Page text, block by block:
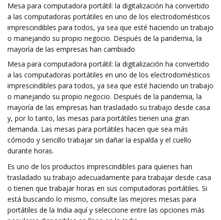
Mesa para computadora portátil: la digitalización ha convertido
a las computadoras portátiles en uno de los electrodomésticos
imprescindibles para todos, ya sea que esté haciendo un trabajo
o manejando su propio negocio. Después de la pandemia, la
mayoría de las empresas han cambiado
Mesa para computadora portátil: la digitalización ha convertido
a las computadoras portátiles en uno de los electrodomésticos
imprescindibles para todos, ya sea que esté haciendo un trabajo
o manejando su propio negocio. Después de la pandemia, la
mayoría de las empresas han trasladado su trabajo desde casa
y, por lo tanto, las mesas para portátiles tienen una gran
demanda. Las mesas para portátiles hacen que sea más
cómodo y sencillo trabajar sin dañar la espalda y el cuello
durante horas.
Es uno de los productos imprescindibles para quienes han
trasladado su trabajo adecuadamente para trabajar desde casa
o tienen que trabajar horas en sus computadoras portátiles. Si
está buscando lo mismo, consulte las mejores mesas para
portátiles de la India aquí y seleccione entre las opciones más